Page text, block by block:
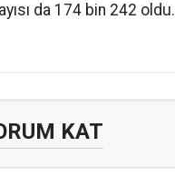
da 174 bin 242 oldu.
KAT